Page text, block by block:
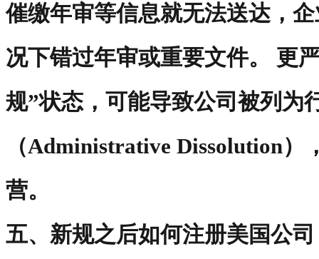
催缴年审等信息就无法送达，
况下错过年审或重要文件。 更
规”状态，可能导致公司被列为
（Administrative Dissolution）
营。
五、新规之后如何注册美国公